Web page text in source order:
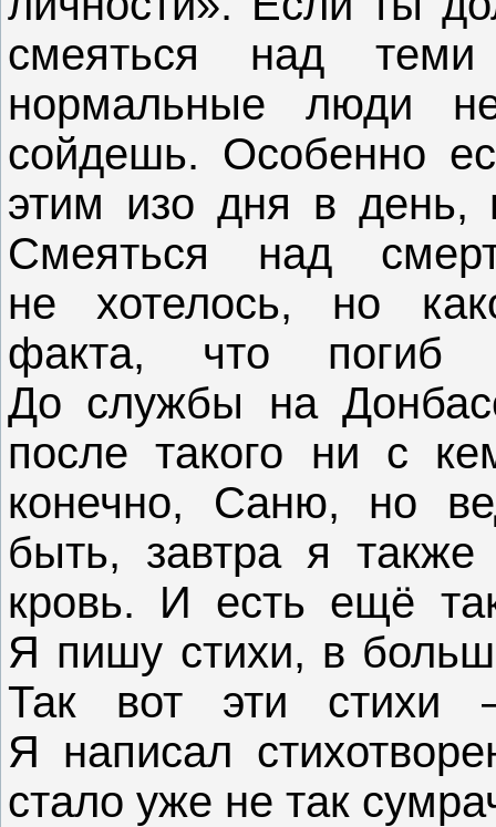
смеяться над
нормальные люди
сойдешь. Особенно
этим изо дня в
Смеяться над
не хотелось, но
факта, что погиб
До службы на
после такого ни с
конечно, Саню, но
быть, завтра я
кровь. И есть ещё
Я пишу стихи, в
Так вот эти стихи
Я написал
стало уже не так